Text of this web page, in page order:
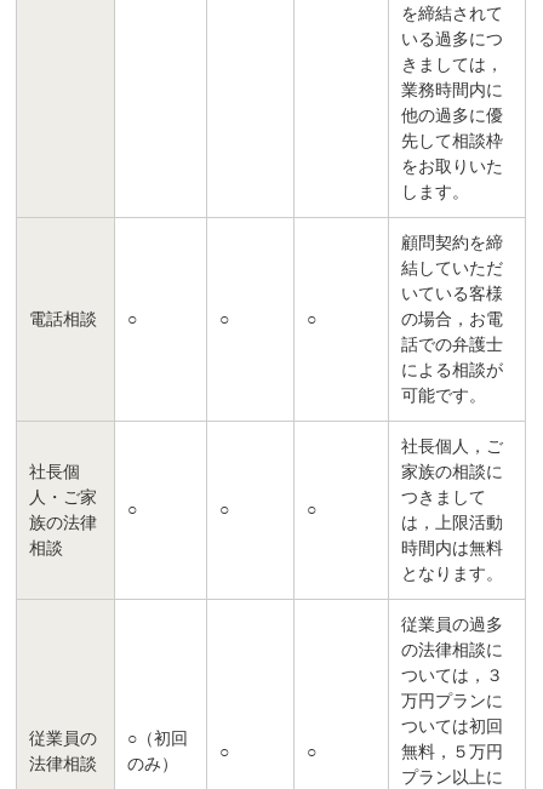
を締結されて
いる過多につ
きましては，
業務時間内に
他の過多に優
先して相談枠
をお取りいた
します。
電話相談 ○ ○ ○
顧問契約を締
結していただ
いている客様
の場合，お電
話での弁護士
による相談が
可能です。
社長個
人・ご家
族の法律
相談
○ ○ ○
社長個人，ご
家族の相談に
つきまして
は，上限活動
時間内は無料
となります。
従業員の
法律相談
○（初回
のみ）
○ ○
従業員の過多
の法律相談に
ついては，３
万円プランに
ついては初回
無料，５万円
プラン以上に